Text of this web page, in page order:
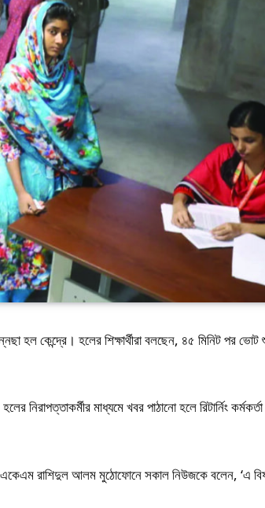
হল কেন্দ্রে। হলের শিক্ষার্থীরা বলছেন, ৪৫ মিনিট পর
নিরাপত্তাকর্মীর মাধ্যমে খবর পাঠানো হলে রিটার্নিং
একেএম রাশিদুল আলম মুঠোফোনে সকাল নিউজকে বলেন, ‘এ